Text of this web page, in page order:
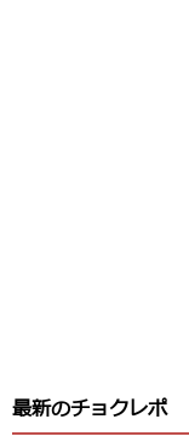
最新のチョクレポ